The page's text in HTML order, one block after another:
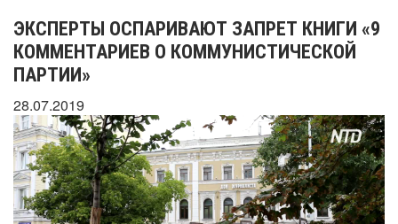
ЭКСПЕРТЫ ОСПАРИВАЮТ ЗАПРЕТ КНИГИ «9
КОММЕНТАРИЕВ О КОММУНИСТИЧЕСКОЙ
ПАРТИИ»
28.07.2019